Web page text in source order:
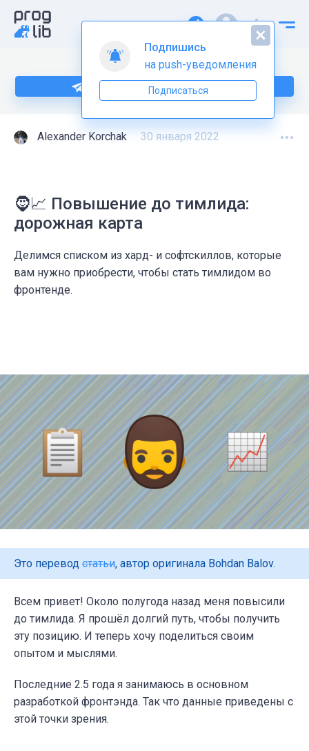
Подпишитесь на нас в Telegram
Alexander Korchak 30 января 2022
🧔📈 Повышение до тимлида:
дорожная карта
Делимся списком из хард- и софтскиллов, которые
вам нужно приобрести, чтобы стать тимлидом во
фронтенде.
Это перевод статьи, автор оригинала Bohdan Balov.
Всем привет! Около полугода назад меня повысили
до тимлида. Я прошёл долгий путь, чтобы получить
эту позицию. И теперь хочу поделиться своим
опытом и мыслями.
Последние 2.5 года я занимаюсь в основном
разработкой фронтэнда. Так что данные приведены с
этой точки зрения.
Подпишись
на push-уведомления
Подписаться